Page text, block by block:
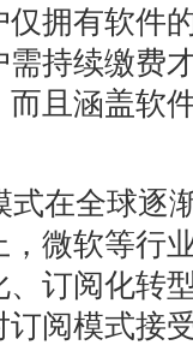
拥有软件
持续缴费
且涵盖软
在全球逐
微软等行
订阅化转
阅模式接